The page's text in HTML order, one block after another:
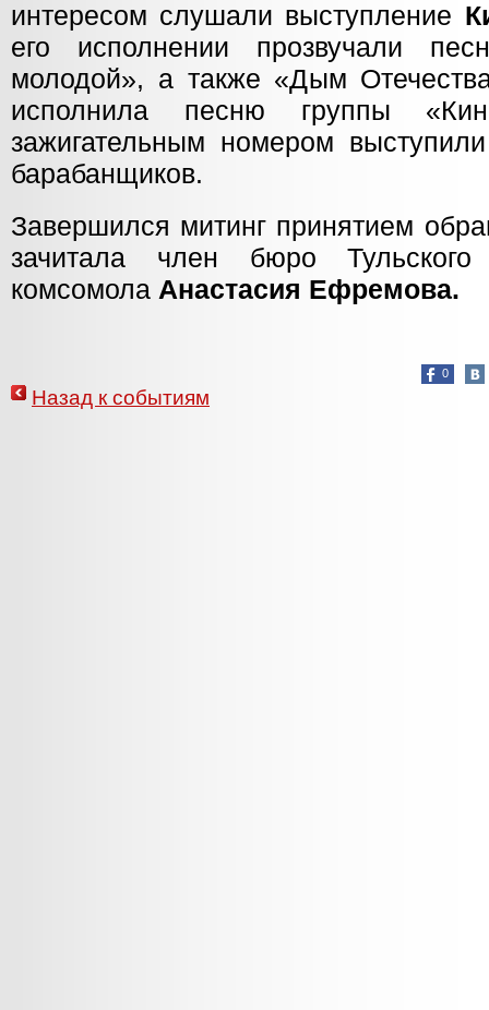
интересом слушали выступление
его исполнении прозвучали
молодой», а также «Дым
исполнила песню группы
зажигательным номером
барабанщиков.
Завершился митинг принятием
зачитала член бюро Тульского
комсомола Анастасия Ефремова.
0
Назад к событиям